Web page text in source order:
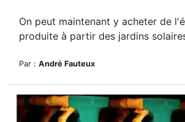
On peut maintenant y acheter de
produite à partir des jardins
Par : André Fauteux